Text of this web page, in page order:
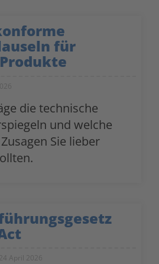
für
die technische
und welche
Sie lieber
24 April 2026